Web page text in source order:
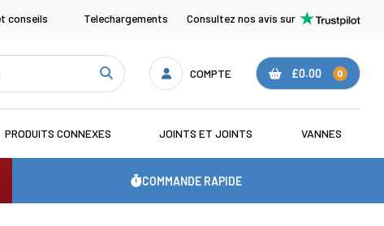
conseils Telechargements Consultez nos avis sur
COMPTE £0.00 0
PRODUITS CONNEXES JOINTS ET JOINTS VANNES
COMMANDE RAPIDE